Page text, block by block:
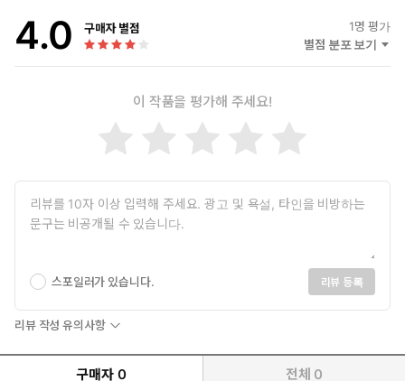
4.0 구매자 별점 1명 평가
별점 분포 보기
이 작품을 평가해 주세요!
스포일러가 있습니다. 리뷰 등록
리뷰 작성 유의사항
구매자 0 전체 0